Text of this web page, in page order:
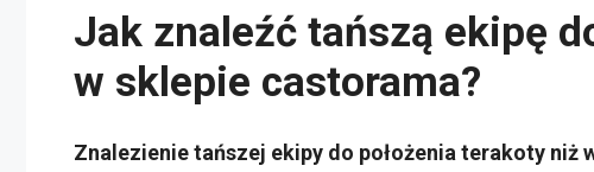
Jak znaleźć tańszą ekipę
w sklepie castorama?
Znalezienie tańszej ekipy do położenia terakoty niż